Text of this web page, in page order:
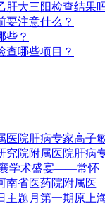
肝大三阳检查结果
要注意什么？
些？
查哪些项目？
医院肝病专家高子
究院附属医院肝病
襄学术盛宴——常怀
南省医药院附属医
主题月第一期原上